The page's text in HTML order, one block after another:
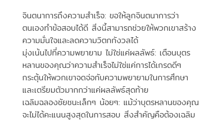
จินตนาการถึงความสำเร็จ: ขอให้ลูกจินตนาการว่า
ตนเองทำข้อสอบได้ดี สิ่งนี้สามารถช่วยให้พวกเขาสร้าง
ความมั่นใจและลดความวิตกกังวลได้
มุ่งเน้นไปที่ความพยายาม ไม่ใช่แค่ผลลัพธ์: เตือนบุตร
หลานของคุณว่าความสำเร็จไม่ใช่แค่การได้เกรดดีๆ
กระตุ้นให้พวกเขาจดจ่อกับความพยายามในการศึกษา
และเตรียมตัวมากกว่าแค่ผลลัพธ์สุดท้าย
เฉลิมฉลองชัยชนะเล็กๆ น้อยๆ: แม้ว่าบุตรหลานของคุณ
จะไม่ได้คะแนนสูงสุดในการสอบ สิ่งสำคัญคือต้องเฉลิม